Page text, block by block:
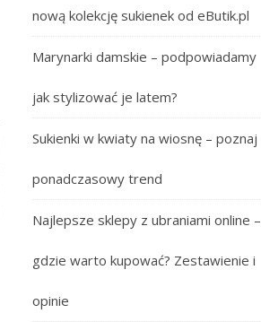
nową kolekcję sukienek od eButik.pl
Marynarki damskie – podpowiadamy
jak stylizować je latem?
Sukienki w kwiaty na wiosnę – poznaj
ponadczasowy trend
Najlepsze sklepy z ubraniami online –
gdzie warto kupować? Zestawienie i
opinie